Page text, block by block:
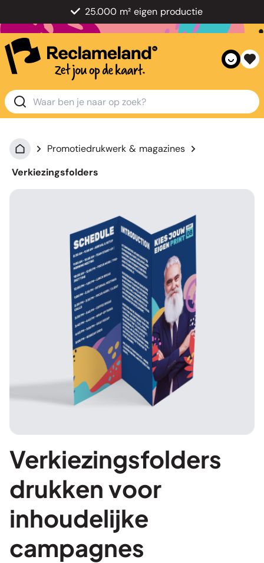
25.000 m² eigen productie
Promotiedrukwerk & magazines
Verkiezingsfolders
Verkiezingsfolders
drukken voor
inhoudelijke
campagnes